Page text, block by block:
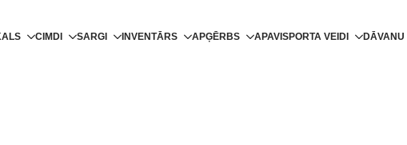
CIMDI SARGI INVENTĀRS APĢĒRBS APAVISPORTA VEIDI